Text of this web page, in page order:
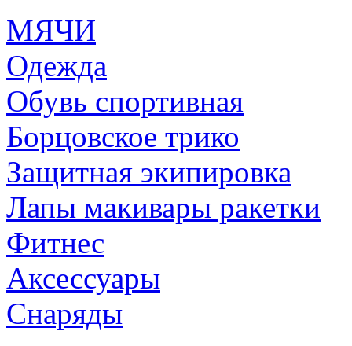
МЯЧИ
Одежда
Обувь спортивная
Борцовское трико
Защитная экипировка
Лапы макивары ракетки
Фитнес
Аксессуары
Снаряды